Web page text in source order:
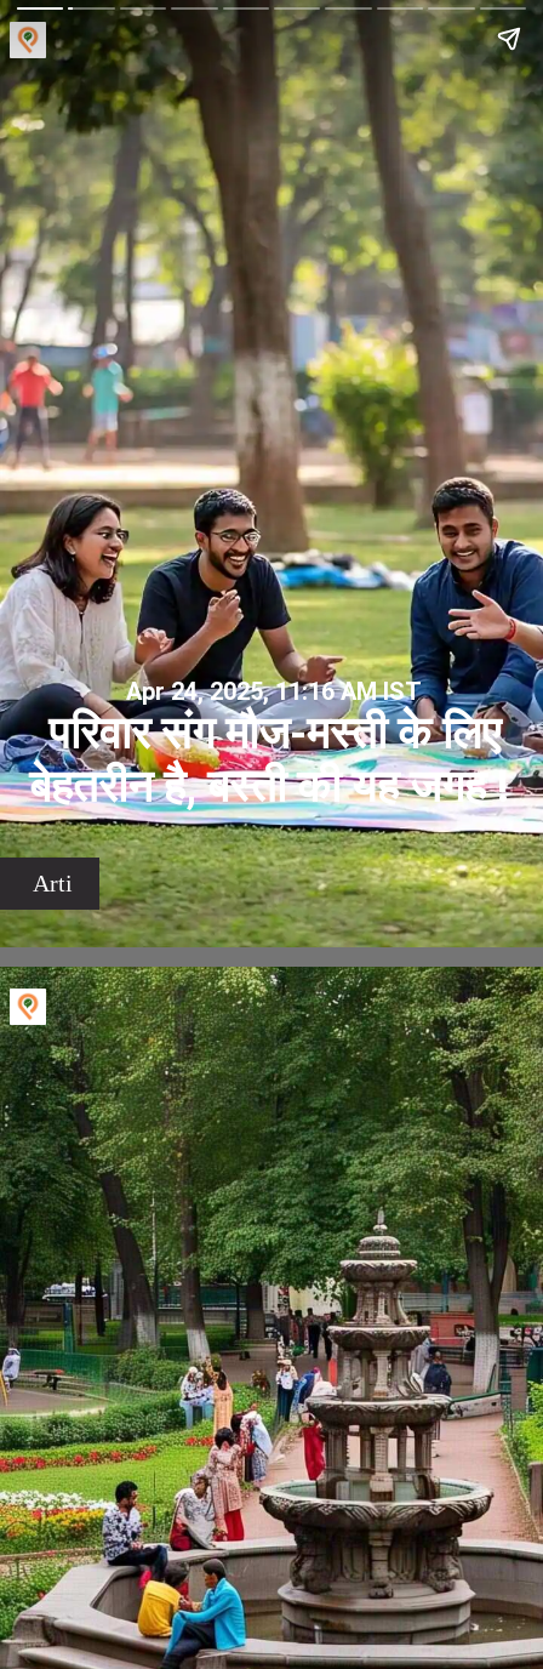
Apr 24, 2025, 11:16 AM IST
परिवार संग मौज-मस्ती के लिए
बेहतरीन है, बस्ती की यह जगह !
Arti